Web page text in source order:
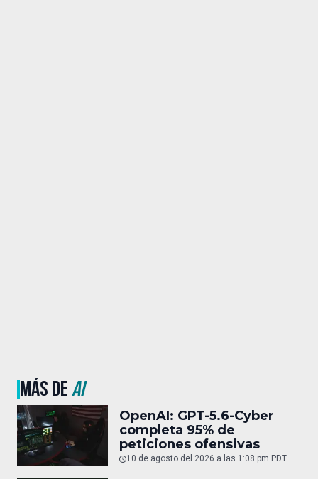
MÁS DEAI
OpenAI: GPT-5.6-Cyber
completa 95% de
peticiones ofensivas
10 de agosto del 2026 a las 1:08 pm PDT